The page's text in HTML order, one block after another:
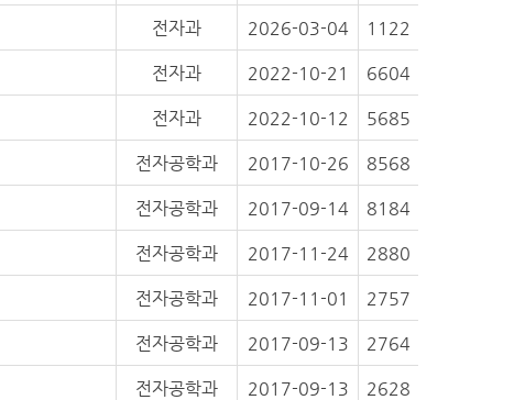
전자과 2026-03-04 1122
전자과 2022-10-21 6604
전자과 2022-10-12 5685
전자공학과 2017-10-26 8568
전자공학과 2017-09-14 8184
전자공학과 2017-11-24 2880
전자공학과 2017-11-01 2757
전자공학과 2017-09-13 2764
전자공학과 2017-09-13 2628